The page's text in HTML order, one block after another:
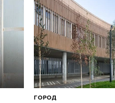
ГОРОД